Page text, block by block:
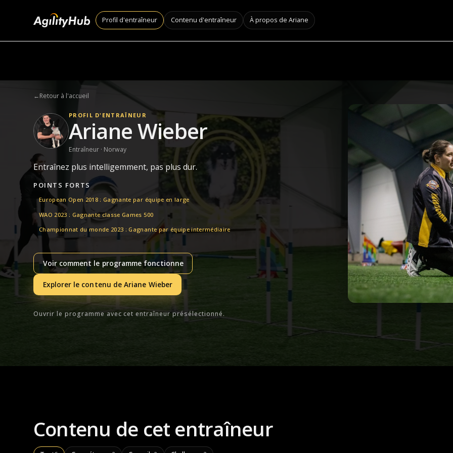
Profil d'entraîneur Contenu d'entraîneur À propos de Ariane
←Retour à l'accueil
PROFIL D'ENTRAÎNEUR
Ariane Wieber
Entraîneur · Norway
Entraînez plus intelligemment, pas plus dur.
POINTS FORTS
European Open 2018 : Gagnante par équipe en large
WAO 2023 : Gagnante classe Games 500
Championnat du monde 2023 : Gagnante par équipe intermédiaire
Voir comment le programme fonctionne
Explorer le contenu de Ariane Wieber
Ouvrir le programme avec cet entraîneur présélectionné.
Contenu de cet entraîneur